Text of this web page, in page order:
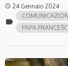
access_time 24 Gennaio 2024
label
PAPA